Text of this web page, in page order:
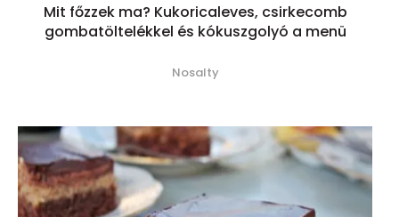
Mit főzzek ma? Kukoricaleves, csirkecomb
gombatöltelékkel és kókuszgolyó a menü
Nosalty